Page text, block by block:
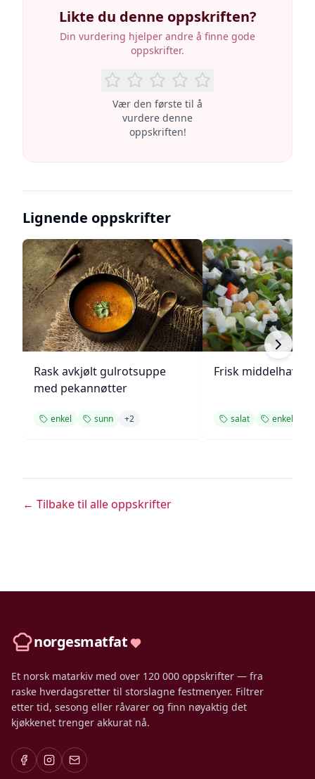
Likte du denne oppskriften?
Din vurdering hjelper andre å finne gode
oppskrifter.
Vær den første til å
vurdere denne
oppskriften!
Lignende oppskrifter
Rask avkjølt gulrotsuppe
med pekannøtter
enkel sunn +2
Frisk middelhavs
salat enkel
← Tilbake til alle oppskrifter
norgesmatfat
Et norsk matarkiv med over 120 000 oppskrifter — fra
raske hverdagsretter til storslagne festmenyer. Filtrer
etter tid, sesong eller råvarer og finn nøyaktig det
kjøkkenet trenger akkurat nå.